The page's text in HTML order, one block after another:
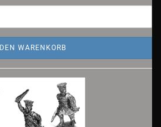
DEN WARENKORB